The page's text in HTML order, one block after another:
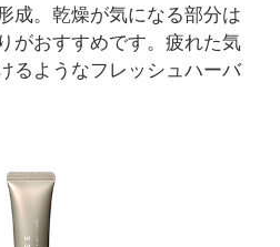
成。乾燥が気になる部分は
がおすすめです。疲れた気
るようなフレッシュハーバ